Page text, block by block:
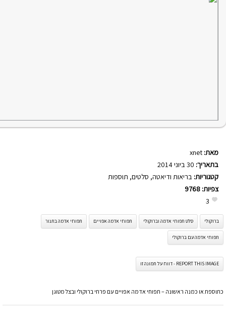
מאת: xnet
בתאריך:
קטגוריות: בריאות ודיאטה, סלטים, תוספות
צפיות: 9768
3
ברוקולי סלט תפוחי אדמה וברוקולי תפוחי אדמה אפויים תפוחי אדמה בתנור
תפוחי אדמה עם ברוקולי
REPORT THIS IMAGE - דווח על תמונה זו
כתוספת או כמנה ראשונה – תפוחי אדמה אפויים עם פרחי ברוקולי ובצל מטוגן